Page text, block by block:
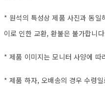
* 원석의 특성상 제품 사진과 동일
이로 인한 교환, 환불은 불가합니
* 제품 이미지는 모니터 사양에 따
* 제품 하자, 오배송의 경우 수령